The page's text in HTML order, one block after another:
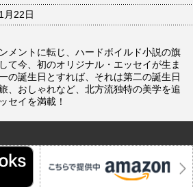
月22日
メントに転じ、ハードボイルド小説の旗
て今、初のオリジナル・エッセイが生ま
の誕生日とすれば、それは第二の誕生日
、おしゃれなど、北方流独特の美学を追
セイを満載！